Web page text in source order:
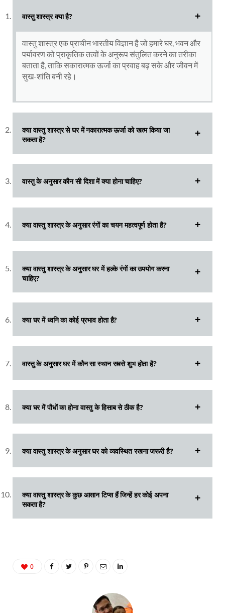
वास्तु शास्त्र क्या है?
वास्तु शास्त्र एक प्राचीन भारतीय विज्ञान है जो हमारे घर, भवन और
पर्यावरण को प्राकृतिक तत्वों के अनुरूप संतुलित करने का तरीका
बताता है, ताकि सकारात्मक ऊर्जा का प्रवाह बढ़ सके और जीवन में
सुख-शांति बनी रहे।
क्या वास्तु शास्त्र से घर में नकारात्मक ऊर्जा को खत्म किया जा
सकता है?
वास्तु के अनुसार कौन सी दिशा में क्या होना चाहिए?
क्या वास्तु शास्त्र के अनुसार रंगों का चयन महत्वपूर्ण होता है?
क्या वास्तु शास्त्र के अनुसार घर में हल्के रंगों का उपयोग करना
चाहिए?
क्या घर में ध्वनि का कोई प्रभाव होता है?
वास्तु के अनुसार घर में कौन सा स्थान सबसे शुभ होता है?
क्या घर में पौधों का होना वास्तु के हिसाब से ठीक है?
क्या वास्तु शास्त्र के अनुसार घर को व्यवस्थित रखना जरूरी है?
क्या वास्तु शास्त्र के कुछ आसान टिप्स हैं जिन्हें हर कोई अपना
सकता है?
0